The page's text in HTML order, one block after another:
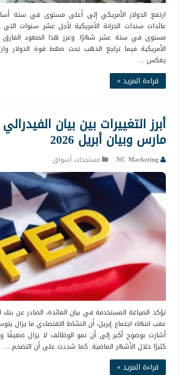
ارتفع الدولار الأمريكي إلى أعلى مستوى في ستة
مستوى في ستة عشر شهرًا. وعزز هذا الصعود الفارق
الأمريكية فيما تراجع الذهب تحت ضغط قوة الدولار
يعكس …
قراءة المزيد »
أبرز التغييرات بين بيان
مارس وبيان أبريل 2026
NC Marketing مستجدات أسواق
تؤكد الصياغة المستخدمة في بيان الفائدة، الصادر عن بنك
عقب انتهاء اجتماع إبريل، أن النشاط الاقتصادي ما يزال
أشارت بوضوح أكبر إلى أن نمو الوظائف لا يزال ضعيفًا
كثيرًا خلال الأشهر الماضية. كما شددت على أن التضخم …
قراءة المزيد »